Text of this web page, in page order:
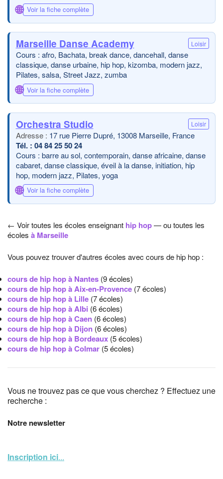
🌐 Voir la fiche complète
Marseille Danse Academy Loisir
Cours : afro, Bachata, break dance, dancehall, danse
classique, danse urbaine, hip hop, kizomba, modern jazz,
Pilates, salsa, Street Jazz, zumba
🌐 Voir la fiche complète
Orchestra Studio Loisir
17 rue Pierre Dupré, 13008 Marseille, France
04 84 25 50 24
Cours : barre au sol, contemporain, danse africaine, danse
cabaret, danse classique, éveil à la danse, initiation, hip
hop, modern jazz, Pilates, yoga
🌐 Voir la fiche complète
← Voir toutes les écoles enseignant hip hop— ou toutes les
écoles à Marseille
Vous pouvez trouver d'autres écoles avec cours de hip hop :
cours de hip hop à Nantes (9 écoles)
cours de hip hop à Aix-en-Provence (7 écoles)
cours de hip hop à Lille (7 écoles)
cours de hip hop à Albi (6 écoles)
cours de hip hop à Caen (6 écoles)
cours de hip hop à Dijon (6 écoles)
cours de hip hop à Bordeaux (5 écoles)
cours de hip hop à Colmar (5 écoles)
Vous ne trouvez pas ce que vous cherchez ? Effectuez une
recherche :
Notre newsletter
Inscription ici...